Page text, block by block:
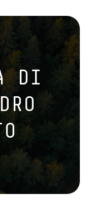
DI